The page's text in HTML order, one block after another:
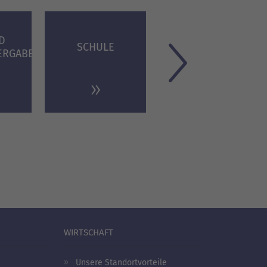
SCHULE
WIRTSCHAFT
Unsere Standortvorteile